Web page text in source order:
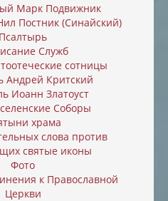
Марк Подвижник
Постник (Синайский)
Псалтырь
Служб
сотницы
Андрей Критский
Иоанн Златоуст
Соборы
храма
слова против
святые иконы
Фото
к Православной
Церкви